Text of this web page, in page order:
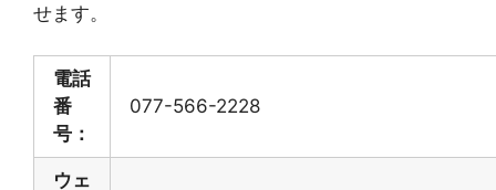
せます。
電話
番
号：
077-566-2228
ウェ